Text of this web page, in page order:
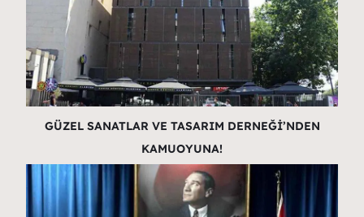
GÜZEL SANATLAR VE TASARIM DERNEĞİ’NDEN
KAMUOYUNA!